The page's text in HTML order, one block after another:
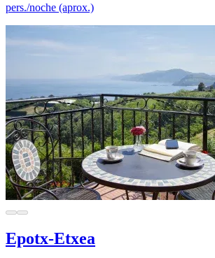
pers./noche (aprox.)
Epotx-Etxea